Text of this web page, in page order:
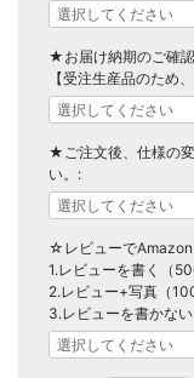
★お届け納期のご確
【受注生産品のため
★ご注文後、仕様の
い。:
☆レビューでAmazon
1.レビューを書く（
2.レビュー+写真（
3.レビューを書かない